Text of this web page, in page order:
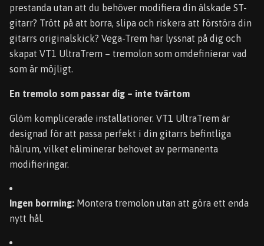
prestanda utan att du behöver modifiera din älskade ST-
gitarr? Trött på att borra, slipa och riskera att förstöra din
gitarrs originalskick? Vega-Trem har lyssnat på dig och
skapat VT1 UltraTrem – tremolon som omdefinierar vad
som är möjligt.
En tremolo som passar dig – inte tvärtom
Glöm komplicerade installationer. VT1 UltraTrem är
designad för att passa perfekt i din gitarrs befintliga
hålrum, vilket eliminerar behovet av permanenta
modifieringar.
Ingen borrning: Montera tremolon utan att göra ett enda
nytt hål.